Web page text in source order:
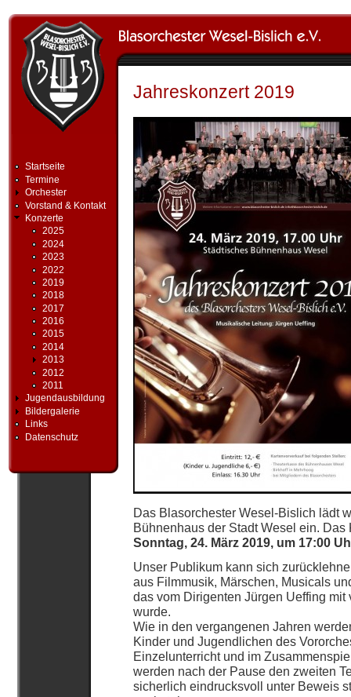
Direkt zum Inhalt
Startseite
Termine
Orchester
Vorstand & Kontakt
Konzerte
2025
2024
2023
2022
2019
2018
2017
2016
2015
2014
2013
2012
2011
Jugendausbildung
Bildergalerie
Links
Datenschutz
Jahreskonzert 2019
Das Blasorchester Wesel-Bislich lädt
Bühnenhaus der Stadt Wesel ein.
Sonntag, 24. März 2019, um 17:00
Unser Publikum kann sich
aus Filmmusik, Märschen, Musicals
das vom Dirigenten Jürgen Ueffing
wurde.
Wie in den vergangenen Jahren
Kinder und Jugendlichen des
Einzelunterricht und im
werden nach der Pause den zweiten
sicherlich eindrucksvoll unter Beweis